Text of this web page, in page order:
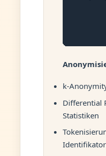
k-
Differential
Statistiken